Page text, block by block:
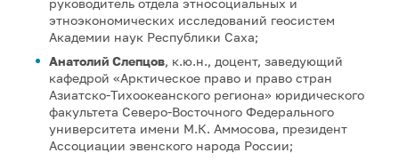
руководитель отдела этносоциальных и
этноэкономических исследований геосистем
Академии наук Республики Саха;
Анатолий Слепцов, к.ю.н., доцент, заведующий
кафедрой «Арктическое право и право стран
Азиатско-Тихоокеанского региона» юридического
факультета Северо-Восточного Федерального
университета имени М.К. Аммосова, президент
Ассоциации эвенского народа России;